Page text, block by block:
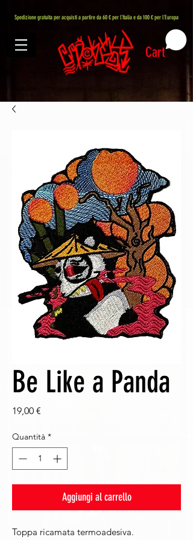
Spedizione gratuita per acquisti a partire da 60 € per l'Italia e da 100 € per l'Europa
Cart
Be Like a Panda
19,00 €
Quantità *
Aggiungi al carrello
Toppa ricamata termoadesiva.